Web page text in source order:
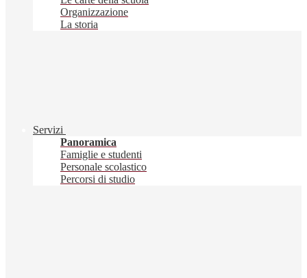
Organizzazione
La storia
Servizi
Panoramica
Famiglie e studenti
Personale scolastico
Percorsi di studio